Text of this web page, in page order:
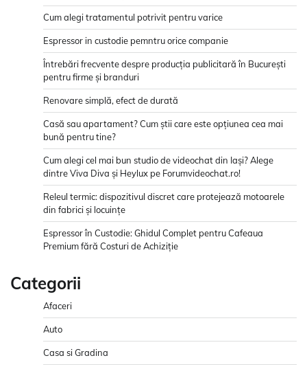
Cum alegi tratamentul potrivit pentru varice
Espressor in custodie pemntru orice companie
Întrebări frecvente despre producția publicitară în București
pentru firme și branduri
Renovare simplă, efect de durată
Casă sau apartament? Cum știi care este opțiunea cea mai
bună pentru tine?
Cum alegi cel mai bun studio de videochat din Iași? Alege
dintre Viva Diva și Heylux pe Forumvideochat.ro!
Releul termic: dispozitivul discret care protejează motoarele
din fabrici și locuințe
Espressor în Custodie: Ghidul Complet pentru Cafeaua
Premium fără Costuri de Achiziție
Categorii
Afaceri
Auto
Casa si Gradina